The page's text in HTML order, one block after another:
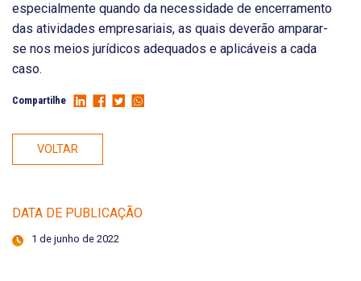
especialmente quando da necessidade de encerramento
das atividades empresariais, as quais deverão amparar-
se nos meios jurídicos adequados e aplicáveis a cada
caso.
Compartilhe
VOLTAR
DATA DE PUBLICAÇÃO
1 de junho de 2022